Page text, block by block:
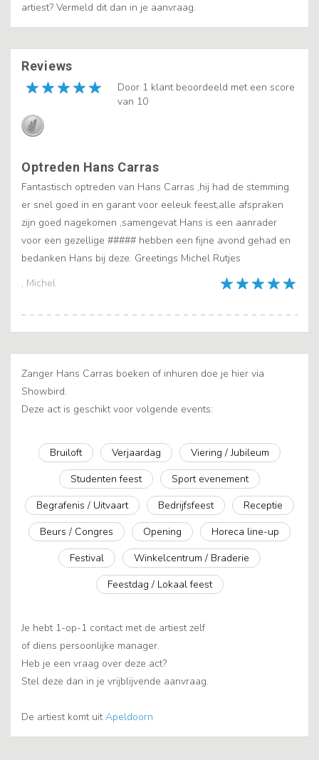
artiest? Vermeld dit dan in je aanvraag.
Reviews
Door 1 klant beoordeeld met een score
van 10
, Michel
Optreden Hans Carras
Fantastisch optreden van Hans Carras ,hij had de stemming
er snel goed in en garant voor eeleuk feest,alle afspraken
zijn goed nagekomen ,samengevat Hans is een aanrader
voor een gezellige ##### hebben een fijne avond gehad en
bedanken Hans bij deze. Greetings Michel Rutjes
Zanger Hans Carras boeken of inhuren doe je hier via
Showbird.
Deze act is geschikt voor volgende events:
Bruiloft Verjaardag
Viering / Jubileum
Studenten feest
Sport evenement
Begrafenis / Uitvaart
Bedrijfsfeest
Receptie
Beurs / Congres
Opening
Horeca line-up
Festival
Winkelcentrum / Braderie
Feestdag / Lokaal feest
Je hebt 1-op-1 contact met de artiest zelf
of diens persoonlijke manager.
Heb je een vraag over deze act?
Stel deze dan in je vrijblijvende aanvraag.
De artiest komt uitApeldoorn